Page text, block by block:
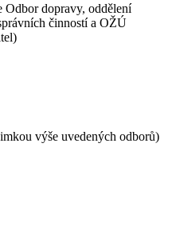
Odbor dopravy, oddělení
činností a OŽÚ
výše uvedených odborů)